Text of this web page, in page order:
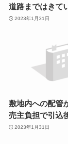
道路まではきて
2023年1月31日
敷地内への配管
売主負担で引込
2023年1月31日